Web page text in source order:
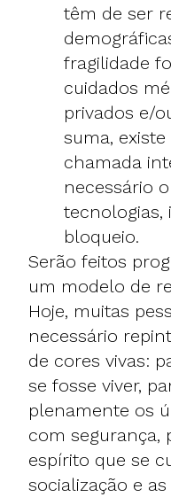
têm de ser
fragilidade
cuidados
privados e/
suma,
chamada
necessário
tecnologias,
bloqueio.
Serão feitos
um modelo de
Hoje, muitas
necessário
de cores vivas:
se fosse viver,
plenamente os
com segurança,
espírito que se
socialização e